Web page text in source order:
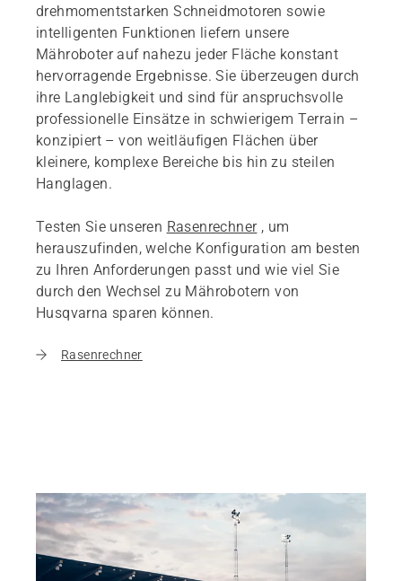
drehmomentstarken Schneidmotoren sowie
intelligenten Funktionen liefern unsere
Mähroboter auf nahezu jeder Fläche konstant
hervorragende Ergebnisse. Sie überzeugen durch
ihre Langlebigkeit und sind für anspruchsvolle
professionelle Einsätze in schwierigem Terrain –
konzipiert – von weitläufigen Flächen über
kleinere, komplexe Bereiche bis hin zu steilen
Hanglagen.
Testen Sie unseren Rasenrechner, um
herauszufinden, welche Konfiguration am besten
zu Ihren Anforderungen passt und wie viel Sie
durch den Wechsel zu Mährobotern von
Husqvarna sparen können.
Rasenrechner